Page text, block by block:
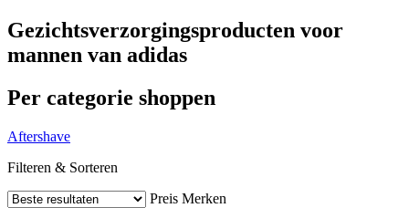
Gezichtsverzorgingsproducten voor
mannen van adidas
Per categorie shoppen
Aftershave
Filteren & Sorteren
Preis Merken